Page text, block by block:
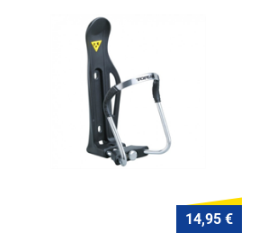
14,95 €